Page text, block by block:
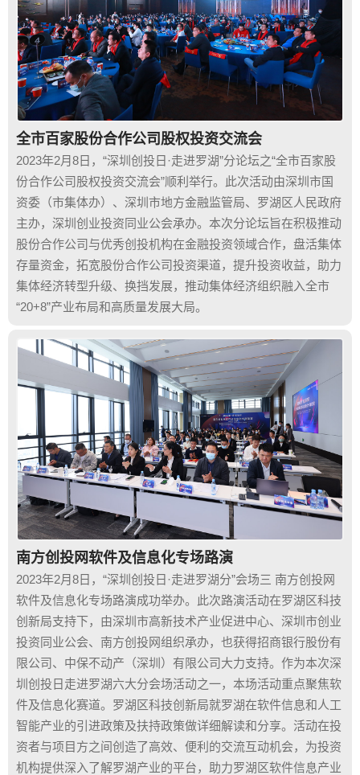
全市百家股份合作公司股权投资交流会
2023年2月8日，“深圳创投日·走进罗湖”分论坛之“全市百家股
份合作公司股权投资交流会”顺利举行。此次活动由深圳市国
资委（市集体办）、深圳市地方金融监管局、罗湖区人民政府
主办，深圳创业投资同业公会承办。本次分论坛旨在积极推动
股份合作公司与优秀创投机构在金融投资领域合作，盘活集体
存量资金，拓宽股份合作公司投资渠道，提升投资收益，助力
集体经济转型升级、换挡发展，推动集体经济组织融入全市
“20+8”产业布局和高质量发展大局。
南方创投网软件及信息化专场路演
2023年2月8日，“深圳创投日·走进罗湖分”会场三 南方创投网
软件及信息化专场路演成功举办。此次路演活动在罗湖区科技
创新局支持下，由深圳市高新技术产业促进中心、深圳市创业
投资同业公会、南方创投网组织承办，也获得招商银行股份有
限公司、中保不动产（深圳）有限公司大力支持。作为本次深
圳创投日走进罗湖六大分会场活动之一，本场活动重点聚焦软
件及信息化赛道。罗湖区科技创新局就罗湖在软件信息和人工
智能产业的引进政策及扶持政策做详细解读和分享。活动在投
资者与项目方之间创造了高效、便利的交流互动机会，为投资
机构提供深入了解罗湖产业的平台，助力罗湖区软件信息产业